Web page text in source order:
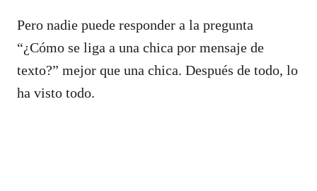
Pero nadie puede responder a la pregunta
“¿Cómo se liga a una chica por mensaje de
texto?” mejor que una chica. Después de todo, lo
ha visto todo.